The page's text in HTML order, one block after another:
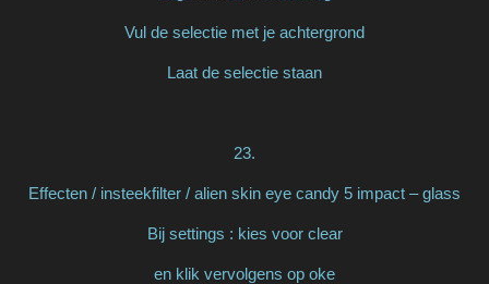
Vul de selectie met je achtergrond
Laat de selectie staan
23.
Effecten / insteekfilter / alien skin eye candy 5 impact – glass
Bij settings : kies voor clear
en klik vervolgens op oke